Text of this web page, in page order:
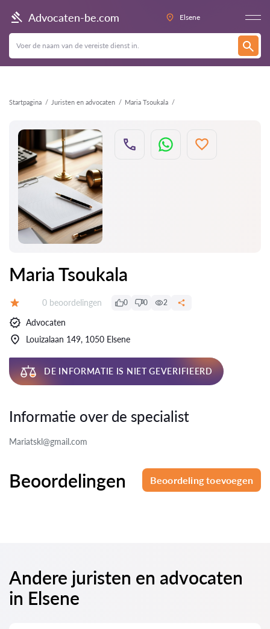
Advocaten-be.com Elsene
Startpagina Juristen en advocaten Maria Tsoukala
Terug
Maria Tsoukala
Beoordelingen:
0 beoordelingen 0 0 2
Advocaten
Louizalaan 149, 1050 Elsene
DE INFORMATIE IS NIET GEVERIFIEERD
Informatie over de specialist
Mariatskl@gmail.com
Beoordelingen Beoordeling toevoegen
Andere juristen en advocaten
in Elsene